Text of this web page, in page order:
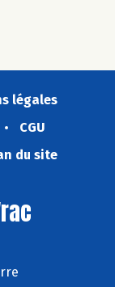
légales
CGU
du site